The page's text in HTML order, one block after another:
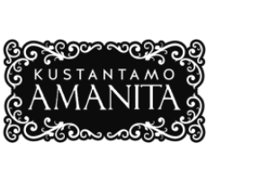
Siirry
navigointiin
Siirry
sisältöön